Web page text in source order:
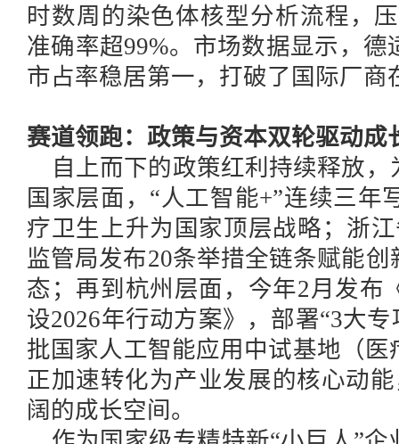
时数周的染色体核型分析流程，
准确率超99%。市场数据显示，
市占率稳居第一，打破了国际厂商
赛道领跑：政策与资本双轮驱动成
自上而下的政策红利持续释放
国家层面， “人工智能+”连续三年
疗卫生上升为国家顶层战略；浙
监管局发布20条举措全链条赋能
态；再到杭州层面，今年2月发布
设2026年行动方案》，部署“3大
批国家人工智能应用中试基地（
正加速转化为产业发展的核心动
阔的成长空间。